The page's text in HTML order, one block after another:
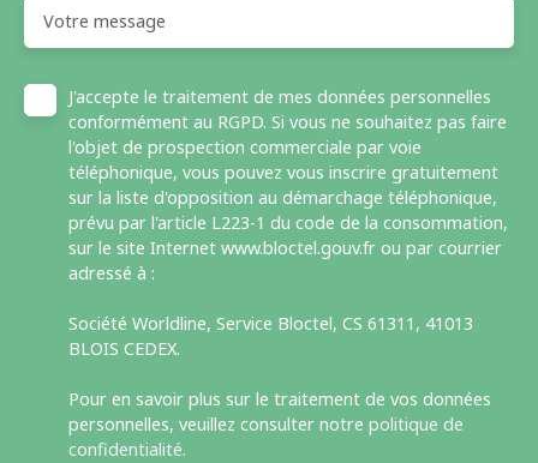
Votre message
J'accepte le traitement de mes données personnelles
conformément au RGPD. Si vous ne souhaitez pas faire
l'objet de prospection commerciale par voie
téléphonique, vous pouvez vous inscrire gratuitement
sur la liste d'opposition au démarchage téléphonique,
prévu par l'article L223-1 du code de la consommation,
sur le site Internet www.bloctel.gouv.fr ou par courrier
adressé à :
Société Worldline, Service Bloctel, CS 61311, 41013
BLOIS CEDEX.
Pour en savoir plus sur le traitement de vos données
personnelles, veuillez consulter notre politique de
confidentialité.